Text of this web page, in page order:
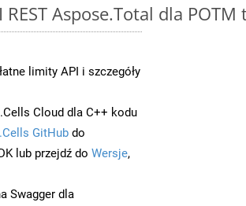
Aspose.Total dla POTM
limity API i szczegóły
Cloud dla C++ kodu
GitHub do
lub przejdź do Wersje,
Swagger dla